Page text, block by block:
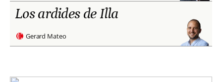
Los ardides de Illa
Gerard Mateo